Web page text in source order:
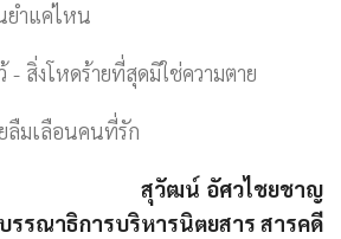
ยำแค่ไหน
- สิ่งโหดร้ายที่สุดมิใช่ความตาย
ลืมเลือนคนที่รัก
สุวัฒน์ อัศวไชยชาญ
บรรณาธิการบริหารนิตยสาร สารคดี